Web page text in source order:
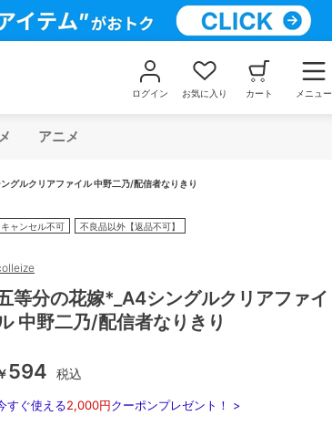
ログイン お気に入り カート メニュー
アニメ
グルクリアファイル 中野二乃/配信者なりきり
キャンセル不可 不良品以外【返品不可】
等分の花嫁*_A4シングルクリアファイ
中野二乃/配信者なりきり
594 税込
すぐ使える2,000円クーポンプレゼント！ >